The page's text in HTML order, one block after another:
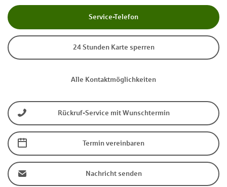
Service-Telefon
24 Stunden Karte sperren
Alle Kontaktmöglichkeiten
Rückruf-Service mit Wunschtermin
Termin vereinbaren
Nachricht senden